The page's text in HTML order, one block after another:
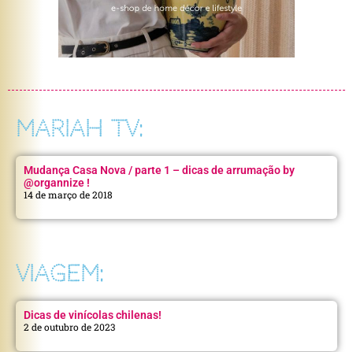
MARIAH TV:
Mudança Casa Nova / parte 1 – dicas de arrumação by
@organnize !
14 de março de 2018
VIAGEM:
Dicas de vinícolas chilenas!
2 de outubro de 2023